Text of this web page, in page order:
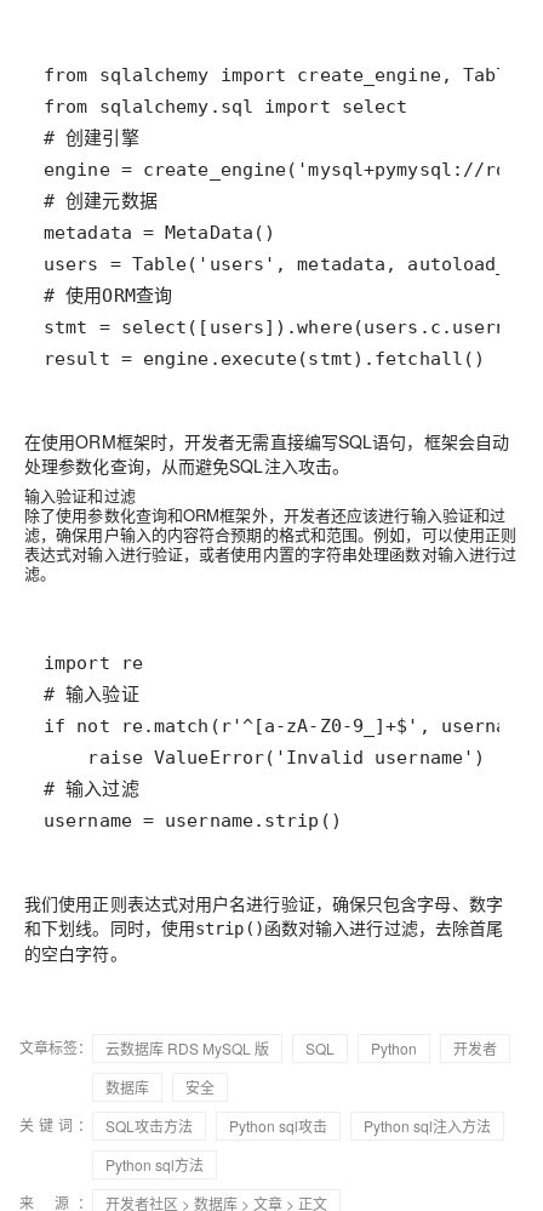
# 创建引擎
# 创建元数据
result = engine.execute(stmt).fetchall()
在使用ORM框架时，开发者无需直接编写SQL语句，框架会自动
处理参数化查询，从而避免SQL注入攻击。
输入验证和过滤
除了使用参数化查询和ORM框架外，开发者还应该进行输入验证和过
滤，确保用户输入的内容符合预期的格式和范围。例如，可以使用正则
表达式对输入进行验证，或者使用内置的字符串处理函数对输入进行过
滤。
import re
# 输入过滤
username = username.strip()
我们使用正则表达式对用户名进行验证，确保只包含字母、数字
和下划线。同时，使用strip()函数对输入进行过滤，去除首尾
的空白字符。
文章标签： 云数据库 RDS MySQL 版 SQL Python
开发者
数据库
安全
关键词：
SQL攻击方法 Python sql攻击
Python sql注入方法
Python sql方法
来 源：
开发者社区 > 数据库 > 文章 > 正文